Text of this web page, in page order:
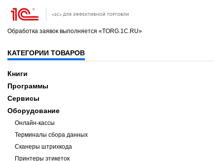
Обработка заявок выполняется «TORG.1C.RU»
КАТЕГОРИИ ТОВАРОВ
Книги
Программы
Сервисы
Оборудование
Онлайн-кассы
Терминалы сбора данных
Сканеры штрихкода
Принтеры этикеток